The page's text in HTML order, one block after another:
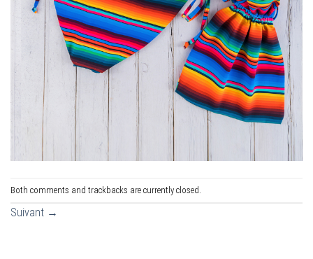
Both comments and trackbacks are currently closed.
Suivant →